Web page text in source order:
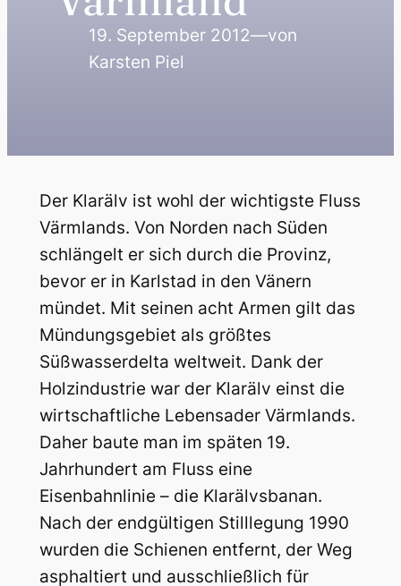
19. September 2012—von
Karsten Piel
Der Klarälv ist wohl der wichtigste Fluss
Värmlands. Von Norden nach Süden
schlängelt er sich durch die Provinz,
bevor er in Karlstad in den Vänern
mündet. Mit seinen acht Armen gilt das
Mündungsgebiet als größtes
Süßwasserdelta weltweit. Dank der
Holzindustrie war der Klarälv einst die
wirtschaftliche Lebensader Värmlands.
Daher baute man im späten 19.
Jahrhundert am Fluss eine
Eisenbahnlinie – die Klarälvsbanan.
Nach der endgültigen Stilllegung 1990
wurden die Schienen entfernt, der Weg
asphaltiert und ausschließlich für